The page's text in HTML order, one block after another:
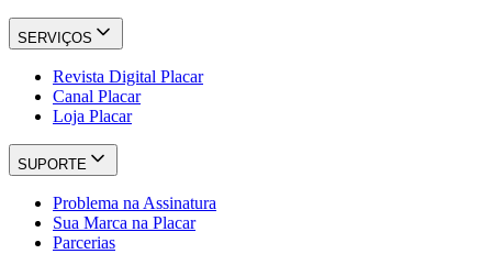
SERVIÇOS
Revista Digital Placar
Canal Placar
Loja Placar
SUPORTE
Problema na Assinatura
Sua Marca na Placar
Parcerias